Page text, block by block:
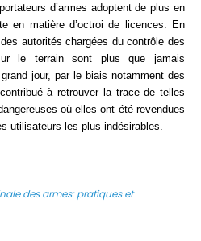
d’armes adoptent de plus en
en matière d’octroi de licences. En
autorités chargées du contrôle des
le terrain sont plus que jamais
jour, par le biais notamment des
à retrouver la trace de telles
où elles ont été revendues
utilisateurs les plus indésirables.
des armes: pratiques et